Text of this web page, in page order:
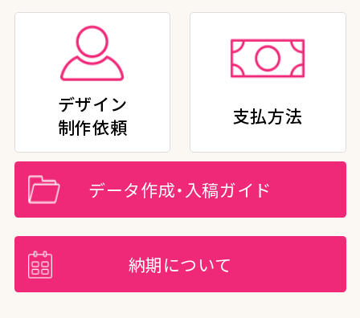
デザイン
制作依頼
支払方法
データ作成・入稿ガイド
納期について